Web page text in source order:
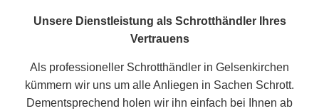
Unsere Dienstleistung als Schrotthändler Ihres
Vertrauens
Als professioneller Schrotthändler in Gelsenkirchen
kümmern wir uns um alle Anliegen in Sachen Schrott.
Dementsprechend holen wir ihn einfach bei Ihnen ab